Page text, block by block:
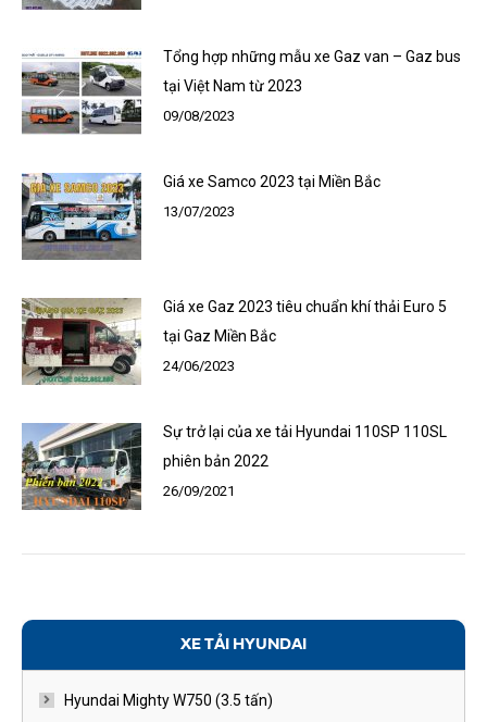
Tổng hợp những mẫu xe Gaz van – Gaz bus
tại Việt Nam từ 2023
09/08/2023
Giá xe Samco 2023 tại Miền Bắc
13/07/2023
Giá xe Gaz 2023 tiêu chuẩn khí thải Euro 5
tại Gaz Miền Bắc
24/06/2023
Sự trở lại của xe tải Hyundai 110SP 110SL
phiên bản 2022
26/09/2021
XE TẢI HYUNDAI
Hyundai Mighty W750 (3.5 tấn)